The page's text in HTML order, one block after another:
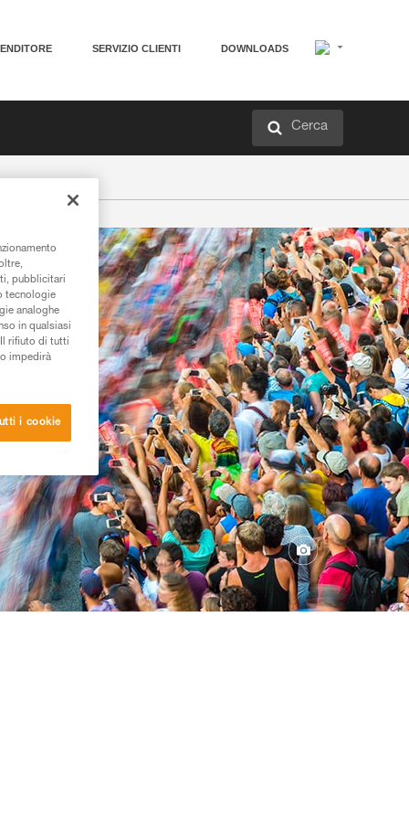
SERVIZIO CLIENTI DOWNLOADS
Cerca
pubblicitari
tecnologie
analoghe
in qualsiasi
rifiuto di tutti
impedirà
i cookie